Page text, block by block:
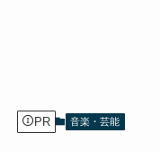
PR 音楽・芸能